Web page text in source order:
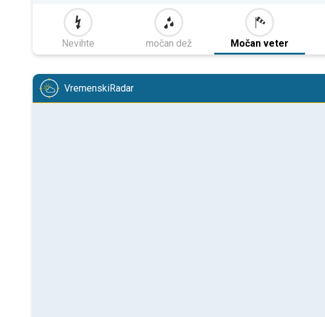
Nevihte močan dež Močan veter
VremenskiRadar